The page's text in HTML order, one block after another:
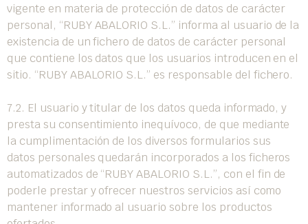
vigente en materia de protección de datos de carácter
personal, “RUBY ABALORIO S.L.” informa al usuario de la
existencia de un fichero de datos de carácter personal
que contiene los datos que los usuarios introducen en el
sitio. “RUBY ABALORIO S.L.” es responsable del fichero.
7.2. El usuario y titular de los datos queda informado, y
presta su consentimiento inequívoco, de que mediante
la cumplimentación de los diversos formularios sus
datos personales quedarán incorporados a los ficheros
automatizados de “RUBY ABALORIO S.L.”, con el fin de
poderle prestar y ofrecer nuestros servicios así como
mantener informado al usuario sobre los productos